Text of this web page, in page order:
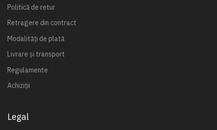
Politică de retur
Retragere din contract
Modalități de plată
Livrare și transport
Regulamente
Achiziții
Legal